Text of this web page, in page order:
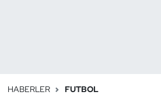
HABERLER FUTBOL